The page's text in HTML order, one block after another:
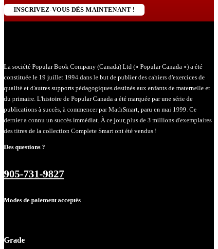
INSCRIVEZ-VOUS DÈS MAINTENANT !
La société Popular Book Company (Canada) Ltd (« Popular Canada ») a été
constituée le 19 juillet 1994 dans le but de publier des cahiers d'exercices de
qualité et d'autres supports pédagogiques destinés aux enfants de maternelle et
du primaire. L'histoire de Popular Canada a été marquée par une série de
publications à succès, à commencer par MathSmart, paru en mai 1999. Ce
dernier a connu un succès immédiat. À ce jour, plus de 3 millions d'exemplaires
des titres de la collection Complete Smart ont été vendus !
Des questions ?
905-731-9827
Modes de paiement acceptés
Grade